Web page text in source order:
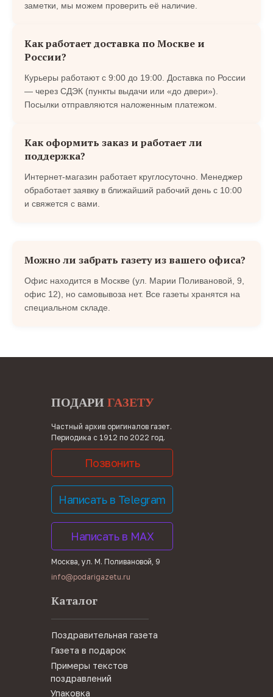
заметки, мы можем проверить её наличие.
Как работает доставка по Москве и
России?
Курьеры работают с 9:00 до 19:00. Доставка по России
— через СДЭК (пункты выдачи или «до двери»).
Посылки отправляются наложенным платежом.
Как оформить заказ и работает ли
поддержка?
Интернет-магазин работает круглосуточно. Менеджер
обработает заявку в ближайший рабочий день с 10:00
и свяжется с вами.
Можно ли забрать газету из вашего офиса?
Офис находится в Москве (ул. Марии Поливановой, 9,
офис 12), но самовывоза нет. Все газеты хранятся на
специальном складе.
Частный архив оригиналов газет.
Периодика с 1912 по 2022 год.
Москва, ул. М. Поливановой, 9
info@podarigazetu.ru
Каталог
ПОДАРИГАЗЕТУ
Поздравительная газета
Газета в подарок
Упаковка
Примеры текстов
поздравлений
Позвонить
Написать в Telegram
Написать в MAX